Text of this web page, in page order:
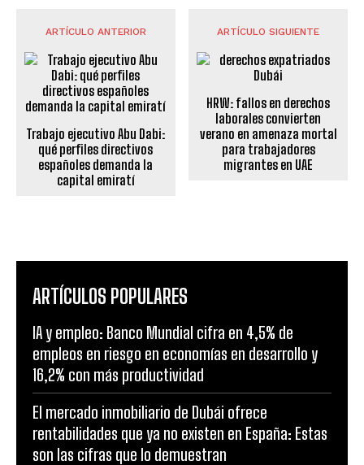
ARTÍCULO ANTERIOR
Trabajo ejecutivo Abu Dabi:
qué perfiles directivos
españoles demanda la
capital emiratí
ARTÍCULO SIGUIENTE
HRW: fallos en derechos
laborales convierten
verano en amenaza mortal
para trabajadores
migrantes en UAE
ARTÍCULOS POPULARES
IA y empleo: Banco Mundial cifra en 4,5% de
empleos en riesgo en economías en desarrollo y
16,2% con más productividad
El mercado inmobiliario de Dubái ofrece
rentabilidades que ya no existen en España: Estas
son las cifras que lo demuestran